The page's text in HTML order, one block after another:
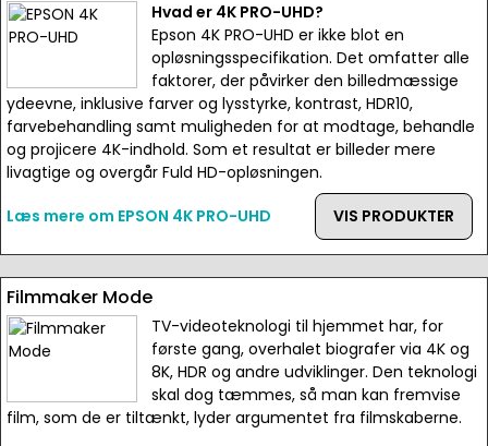
Hvad er 4K PRO-UHD?
Epson 4K PRO-UHD er ikke blot en
opløsningsspecifikation. Det omfatter alle
faktorer, der påvirker den billedmæssige
ydeevne, inklusive farver og lysstyrke, kontrast, HDR10,
farvebehandling samt muligheden for at modtage, behandle
og projicere 4K-indhold. Som et resultat er billeder mere
livagtige og overgår Fuld HD-opløsningen.
Læs mere om EPSON 4K PRO-UHD
VIS PRODUKTER
Filmmaker Mode
TV-videoteknologi til hjemmet har, for
første gang, overhalet biografer via 4K og
8K, HDR og andre udviklinger. Den teknologi
skal dog tæmmes, så man kan fremvise
film, som de er tiltænkt, lyder argumentet fra filmskaberne.